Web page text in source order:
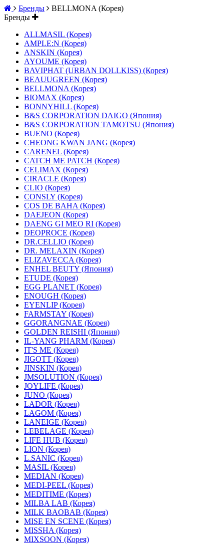
Бренды
BELLMONA (Корея)
Бренды
ALLMASIL (Корея)
AMPLE:N (Корея)
ANSKIN (Корея)
AYOUME (Корея)
BAVIPHAT (URBAN DOLLKISS) (Корея)
BEAUUGREEN (Корея)
BELLMONA (Корея)
BIOMAX (Корея)
BONNYHILL (Корея)
B&S CORPORATION DAIGO (Япония)
B&S CORPORATION TAMOTSU (Япония)
BUENO (Корея)
CHEONG KWAN JANG (Корея)
CARENEL (Корея)
CATCH ME PATCH (Корея)
CELIMAX (Корея)
CIRACLE (Корея)
CLIO (Корея)
CONSLY (Корея)
COS DE BAHA (Корея)
DAEJEON (Корея)
DAENG GI MEO RI (Корея)
DEOPROCE (Корея)
DR.CELLIO (Корея)
DR. MELAXIN (Корея)
ELIZAVECCA (Корея)
ENHEL BEUTY (Япония)
ETUDE (Корея)
EGG PLANET (Корея)
ENOUGH (Корея)
EYENLIP (Корея)
FARMSTAY (Корея)
GGORANGNAE (Корея)
GOLDEN REISHI (Япония)
IL-YANG PHARM (Корея)
IT'S ME (Корея)
JIGOTT (Корея)
JINSKIN (Корея)
JMSOLUTION (Корея)
JOYLIFE (Корея)
JUNO (Корея)
LADOR (Корея)
LAGOM (Корея)
LANEIGE (Корея)
LEBELAGE (Корея)
LIFE HUB (Корея)
LION (Корея)
L.SANIC (Корея)
MASIL (Корея)
MEDIAN (Корея)
MEDI-PEEL (Корея)
MEDITIME (Корея)
MILBA LAB (Корея)
MILK BAOBAB (Корея)
MISE EN SCENE (Корея)
MISSHA (Корея)
MIXSOON (Корея)